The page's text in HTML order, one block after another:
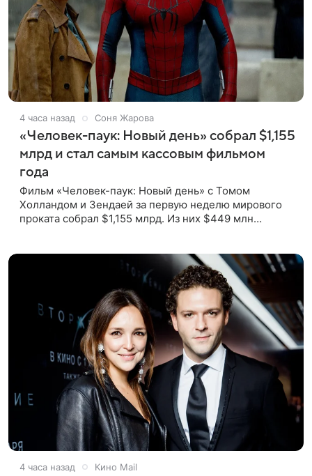
4 часа назад Соня Жарова
«Человек-паук: Новый день» собрал $1,155
млрд и стал самым кассовым фильмом
года
Фильм «Человек-паук: Новый день» с Томом
Холландом и Зендаей за первую неделю мирового
проката собрал $1,155 млрд. Из них $449 млн
4 часа назад Кино Mail